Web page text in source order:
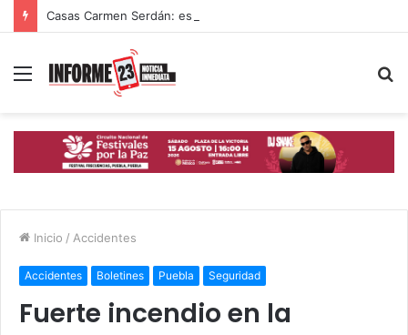
Menú
Inicio / Accidentes
Accidentes Boletines Puebla Seguridad
Fuerte incendio en la